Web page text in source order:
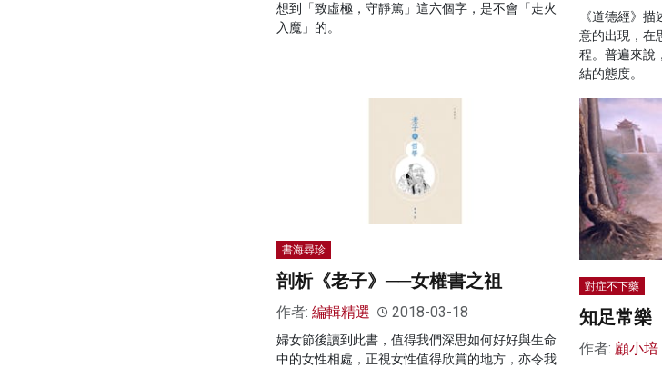
想到「致虛極，守靜篤」這六個字，是不會「走火
入魔」的。
《道德經》
意的出現，在
程。普遍來說
結的態度。
書海尋珍
剖析《老子》──女權書之祖
作者: 編輯精選 2018-03-18
婦女節後讀到此書，值得我們深思如何好好與生命
中的女性相處，正視女性值得欣賞的地方，亦令我
對症不下藥
知足常樂
作者: 顧小培